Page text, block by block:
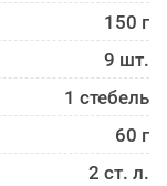
150 г
9 шт.
1 стебель
60 г
2 ст. л.